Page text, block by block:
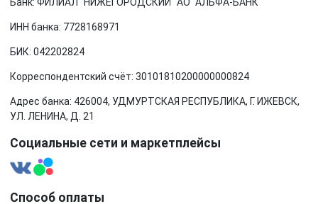
ИНН банка: 7728168971
БИК: 042202824
Корреспондентский счёт: 30101810200000000824
Адрес банка: 426004, УДМУРТСКАЯ РЕСПУБЛИКА, Г. ИЖЕВСК,
УЛ. ЛЕНИНА, Д. 21
Социальные сети и маркетплейсы
Способ оплаты